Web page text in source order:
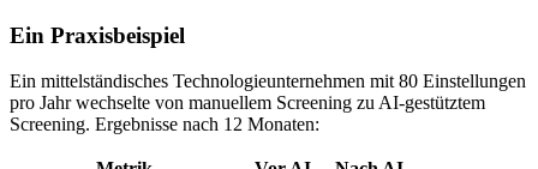
Ein Praxisbeispiel
Ein mittelständisches Technologieunternehmen mit 80 Einstellungen
pro Jahr wechselte von manuellem Screening zu AI-gestütztem
Screening. Ergebnisse nach 12 Monaten: